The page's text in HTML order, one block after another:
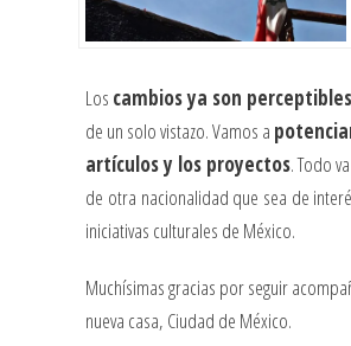
Los cambios ya son
de un solo vistazo. Vamos a
artículos y los proyectos. Todo
de otra nacionalidad que sea de
iniciativas culturales de México.
Muchísimas gracias por seguir
nueva casa, Ciudad de México.